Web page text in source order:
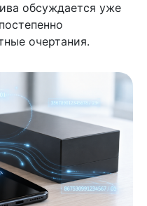
обсуждается уже
очертания.